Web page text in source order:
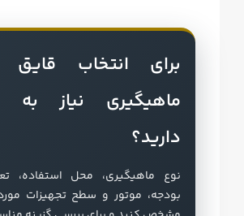
برای انتخاب قایق
ماهیگیری نیاز به
دارید؟
نوع ماهیگیری، محل استفاده،
بودجه، موتور و سطح تجهیزات